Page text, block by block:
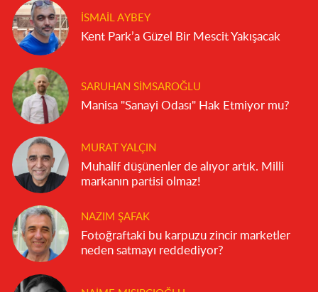
İSMAIL AYBEY
Kent Park’a Güzel Bir Mescit Yakışacak
SARUHAN SIMSAROĞLU
Manisa "Sanayi Odası" Hak Etmiyor mu?
MURAT YALÇIN
Muhalif düşünenler de alıyor artık. Milli
markanın partisi olmaz!
NAZIM ŞAFAK
Fotoğraftaki bu karpuzu zincir marketler
neden satmayı reddediyor?